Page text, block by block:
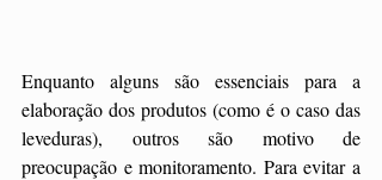
Enquanto alguns são essenciais para a
elaboração dos produtos (como é o caso das
leveduras), outros são motivo de
preocupação e monitoramento. Para evitar a